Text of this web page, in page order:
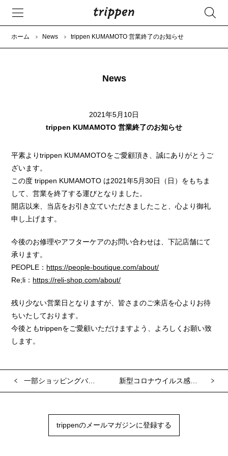
ホーム News trippen KUMAMOTO 営業終了のお知らせ
News
2021年5月10日
trippen KUMAMOTO 営業終了のお知らせ
平素よりtrippen KUMAMOTOをご愛顧頂き、誠にありがとうご
ざいます。
この度 trippen KUMAMOTO は2021年5月30日（日）をもちま
して、営業を終了する運びとなりました。
開店以来、当店をお引き立ていただきましたこと、心より御礼
申し上げます。
今後のお修理やアフターケアのお問い合わせは、下記店舗にて
承ります。
PEOPLE： https://people-boutique.com/about/
Re;li： https://reli-shop.com/about/
残り少ない営業日となりますが、皆さまのご来店を心よりお待
ちいたしております。
今後ともtrippenをご愛顧いただけますよう、よろしくお願い致
します。
一部ショッピングバッグ有料化のお知らせ
trippenのメールマガジンに登録する